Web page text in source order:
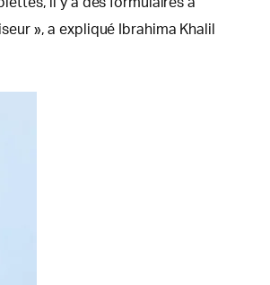
», a expliqué Ibrahima Khalil